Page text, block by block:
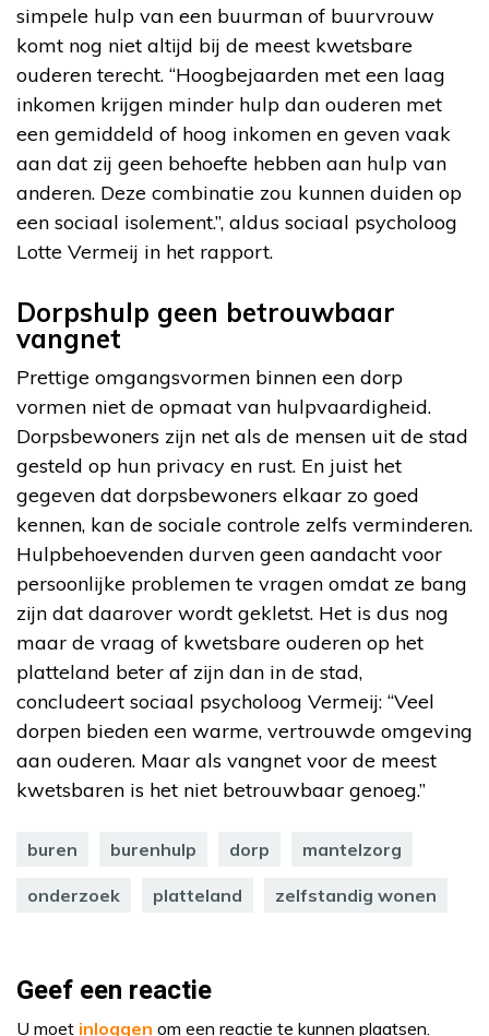
simpele hulp van een buurman of buurvrouw
komt nog niet altijd bij de meest kwetsbare
ouderen terecht. “Hoogbejaarden met een laag
inkomen krijgen minder hulp dan ouderen met
een gemiddeld of hoog inkomen en geven vaak
aan dat zij geen behoefte hebben aan hulp van
anderen. Deze combinatie zou kunnen duiden op
een sociaal isolement.”, aldus sociaal psycholoog
Lotte Vermeij in het rapport.
Dorpshulp geen betrouwbaar
vangnet
Prettige omgangsvormen binnen een dorp
vormen niet de opmaat van hulpvaardigheid.
Dorpsbewoners zijn net als de mensen uit de stad
gesteld op hun privacy en rust. En juist het
gegeven dat dorpsbewoners elkaar zo goed
kennen, kan de sociale controle zelfs verminderen.
Hulpbehoevenden durven geen aandacht voor
persoonlijke problemen te vragen omdat ze bang
zijn dat daarover wordt gekletst. Het is dus nog
maar de vraag of kwetsbare ouderen op het
platteland beter af zijn dan in de stad,
concludeert sociaal psycholoog Vermeij: “Veel
dorpen bieden een warme, vertrouwde omgeving
aan ouderen. Maar als vangnet voor de meest
kwetsbaren is het niet betrouwbaar genoeg.”
buren burenhulp dorp mantelzorg
onderzoek platteland zelfstandig wonen
Geef een reactie
U moet inloggen om een reactie te kunnen plaatsen.